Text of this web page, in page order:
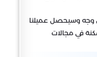
وجه وسيحصل عميلنا
في مجالات